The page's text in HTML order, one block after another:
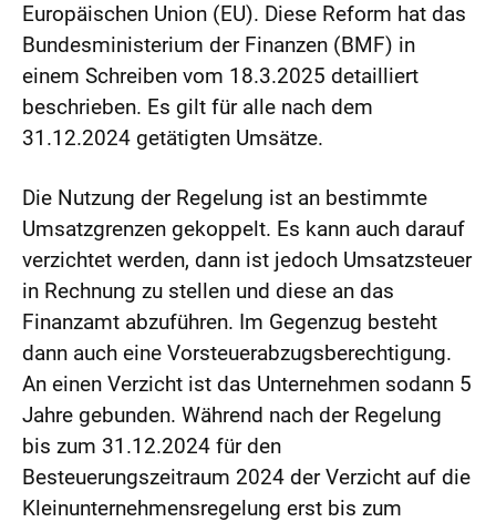
Europäischen Union (EU). Diese Reform hat das
Bundesministerium der Finanzen (BMF) in
einem Schreiben vom 18.3.2025 detailliert
beschrieben. Es gilt für alle nach dem
31.12.2024 getätigten Umsätze.
Die Nutzung der Regelung ist an bestimmte
Umsatzgrenzen gekoppelt. Es kann auch darauf
verzichtet werden, dann ist jedoch Umsatzsteuer
in Rechnung zu stellen und diese an das
Finanzamt abzuführen. Im Gegenzug besteht
dann auch eine Vorsteuerabzugsberechtigung.
An einen Verzicht ist das Unternehmen sodann 5
Jahre gebunden. Während nach der Regelung
bis zum 31.12.2024 für den
Besteuerungszeitraum 2024 der Verzicht auf die
Kleinunternehmensregelung erst bis zum